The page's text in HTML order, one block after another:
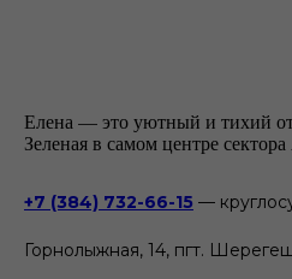
Елена — это уютный и тихий
Зеленая в самом центре
+7 (384) 732-66-15 —
Горнолыжная, 14, пгт.